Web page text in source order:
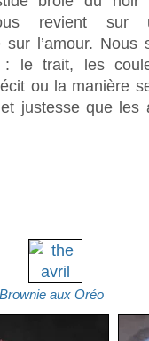
revient sur
sur l’amour. Nous
: le trait, les
ou la manière
justesse que
Brownie aux Oréo